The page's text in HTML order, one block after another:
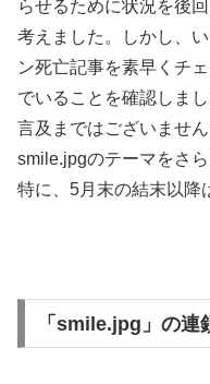
らせるために状況を後
考えました。しかし、
ン死亡記事を素早くチ
でいることを確認しま
言及まではございませ
smile.jpgのテーマをさ
特に、5月末の結末以降
「smile.jpg」の連